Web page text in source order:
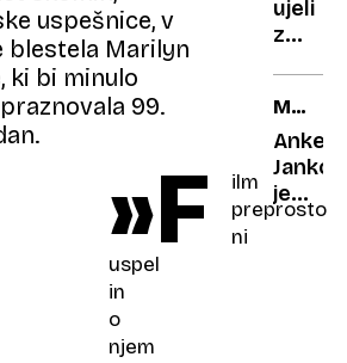
uspešnice, v
blestela Marilyn
ki bi minulo
99.
»F
ilm
preprosto
ni
uspel
in
o
njem
ujeli
z
med
po
plaži
je
krepko